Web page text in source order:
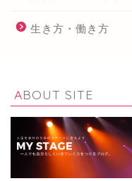
生き方・働き方
ABOUT SITE